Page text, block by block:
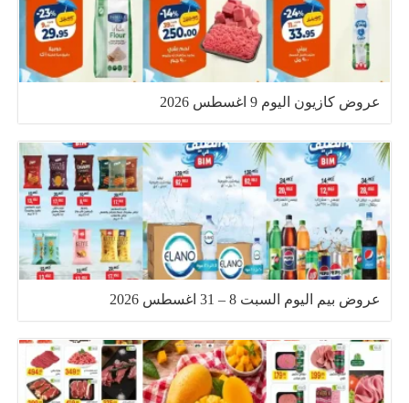
عروض كازيون اليوم 9 اغسطس 2026
عروض بيم اليوم السبت 8 – 31 اغسطس 2026